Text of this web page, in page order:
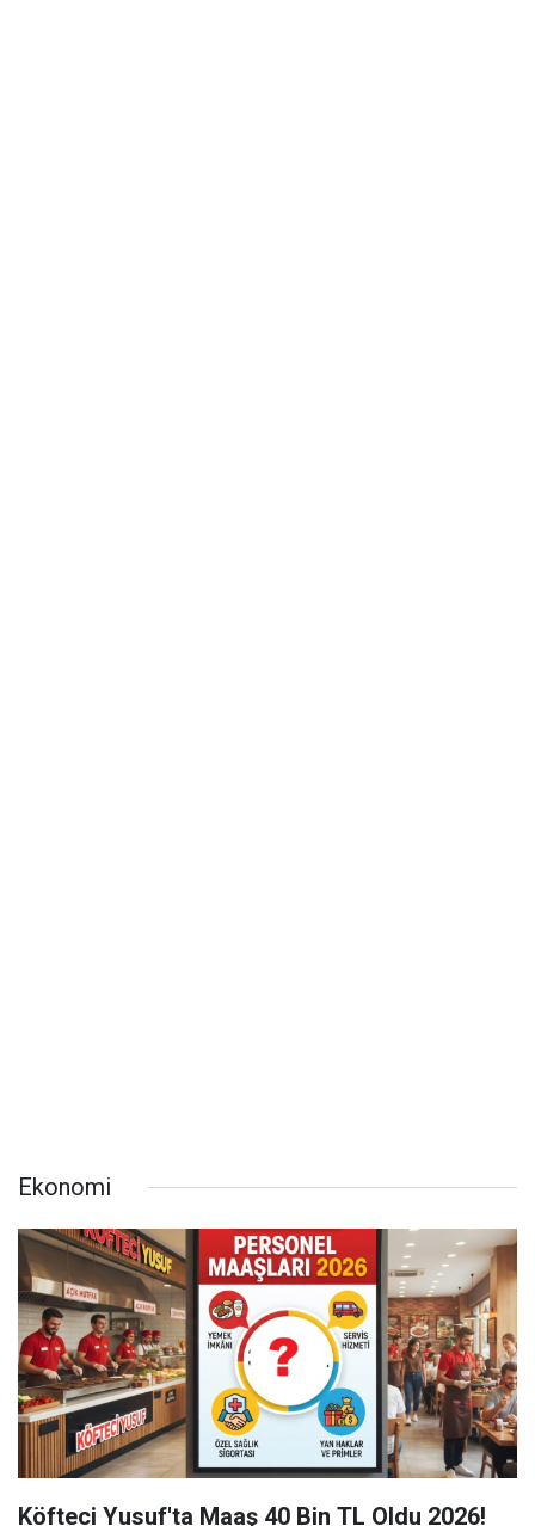
Ekonomi
Köfteci Yusuf'ta Maaş 40 Bin TL Oldu 2026!